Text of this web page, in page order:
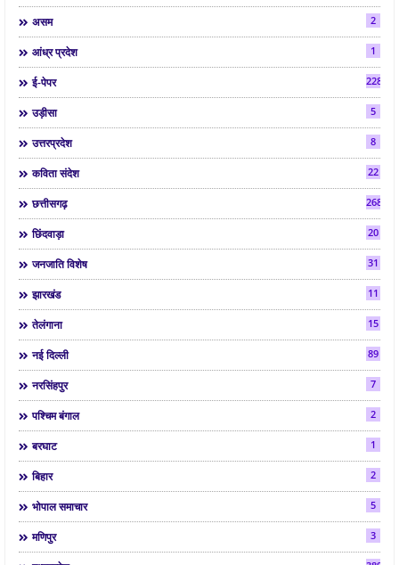
असम 2
आंध्र प्रदेश 1
ई-पेपर 2286
उड़ीसा 5
उत्तरप्रदेश 8
कविता संदेश 22
छत्तीसगढ़ 268
छिंदवाड़ा 20
जनजाति विशेष 31
झारखंड 11
तेलंगाना 15
नई दिल्ली 89
नरसिंहपुर 7
पश्चिम बंगाल 2
बरघाट 1
बिहार 2
भोपाल समाचार 5
मणिपुर 3